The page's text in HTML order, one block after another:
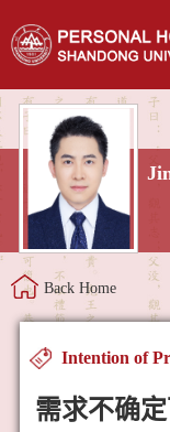
Back Home
Intention of
需求不确